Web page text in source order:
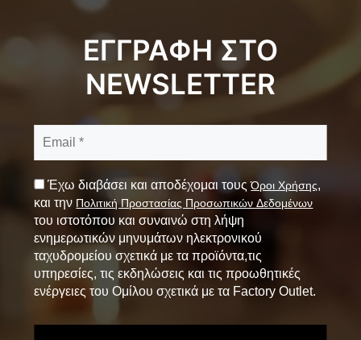
ΕΓΓΡΑΦΗ ΣΤΟ
NEWSLETTER
Έχω διαβάσει και αποδέχομαι τουςΌροι Χρήσης,
και την Πολιτική Προστασίας Προσωπικών Δεδομένων
του ιστοτόπου και συναινώ στη λήψη
ενημερωτικών μηνυμάτων ηλεκτρονικού
ταχυδρομείου σχετικά με τα προϊόντα,τις
υπηρεσίες, τις εκδηλώσεις και τις προωθητικές
ενέργειες του Ομίλου σχετικά με τα Factory Outlet.